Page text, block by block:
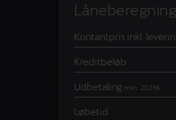
Låneberegning
Kontantpris inkl.
Kreditbeløb
Udbetaling min. 20,1%
Løbetid